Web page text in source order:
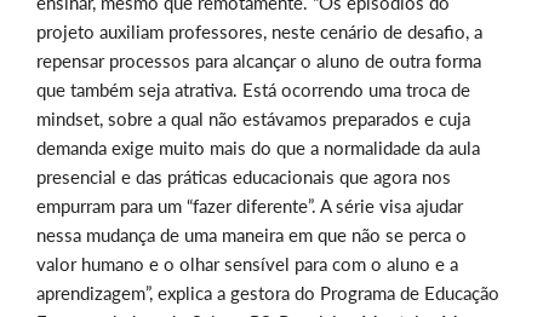
projeto auxiliam professores, neste cenário de desafio, a
repensar processos para alcançar o aluno de outra forma
que também seja atrativa. Está ocorrendo uma troca de
mindset, sobre a qual não estávamos preparados e cuja
demanda exige muito mais do que a normalidade da aula
presencial e das práticas educacionais que agora nos
empurram para um “fazer diferente”. A série visa ajudar
nessa mudança de uma maneira em que não se perca o
valor humano e o olhar sensível para com o aluno e a
aprendizagem”, explica a gestora do Programa de Educação